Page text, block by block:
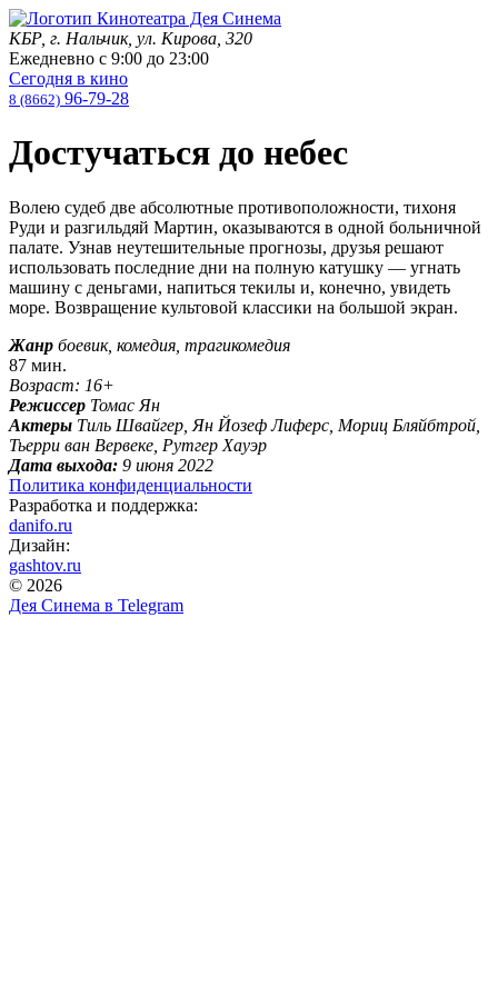
КБР, г. Нальчик, ул. Кирова, 320
Ежедневно с 9:00 до 23:00
Сегодня в кино
8 (8662) 96-79-28
Достучаться до небес
Волею судеб две абсолютные противоположности, тихоня
Руди и разгильдяй Мартин, оказываются в одной больничной
палате. Узнав неутешительные прогнозы, друзья решают
использовать последние дни на полную катушку — угнать
машину с деньгами, напиться текилы и, конечно, увидеть
море. Возвращение культовой классики на большой экран.
Жанр боевик, комедия, трагикомедия
87 мин.
Возраст: 16+
Режиссер Томас Ян
Актеры Тиль Швайгер, Ян Йозеф Лиферс, Мориц Бляйбтрой,
Тьерри ван Вервеке, Рутгер Хауэр
Дата выхода: 9 июня 2022
Политика конфиденциальности
Разработка и поддержка:
danifo.ru
Дизайн:
gashtov.ru
© 2026
Дея Синема в Telegram